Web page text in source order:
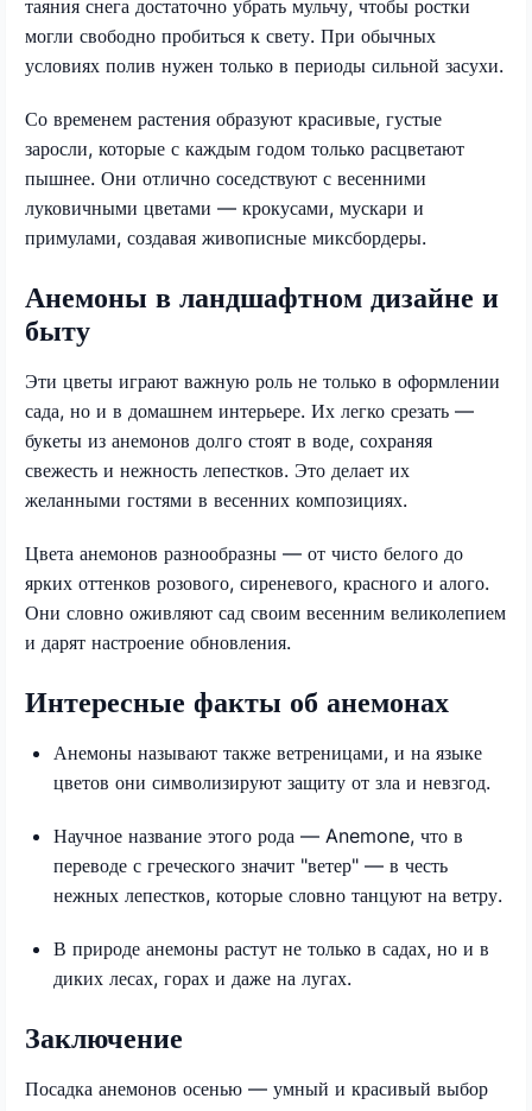
таяния снега достаточно убрать мульчу, чтобы ростки
могли свободно пробиться к свету. При обычных
условиях полив нужен только в периоды сильной засухи.
Со временем растения образуют красивые, густые
заросли, которые с каждым годом только расцветают
пышнее. Они отлично соседствуют с весенними
луковичными цветами — крокусами, мускари и
примулами, создавая живописные миксбордеры.
Анемоны в ландшафтном дизайне и
быту
Эти цветы играют важную роль не только в оформлении
сада, но и в домашнем интерьере. Их легко срезать —
букеты из анемонов долго стоят в воде, сохраняя
свежесть и нежность лепестков. Это делает их
желанными гостями в весенних композициях.
Цвета анемонов разнообразны — от чисто белого до
ярких оттенков розового, сиреневого, красного и алого.
Они словно оживляют сад своим весенним великолепием
и дарят настроение обновления.
Интересные факты об анемонах
Анемоны называют также ветреницами, и на языке
цветов они символизируют защиту от зла и невзгод.
Научное название этого рода — Anemone, что в
переводе с греческого значит "ветер" — в честь
нежных лепестков, которые словно танцуют на ветру.
В природе анемоны растут не только в садах, но и в
диких лесах, горах и даже на лугах.
Заключение
Посадка анемонов осенью — умный и красивый выбор